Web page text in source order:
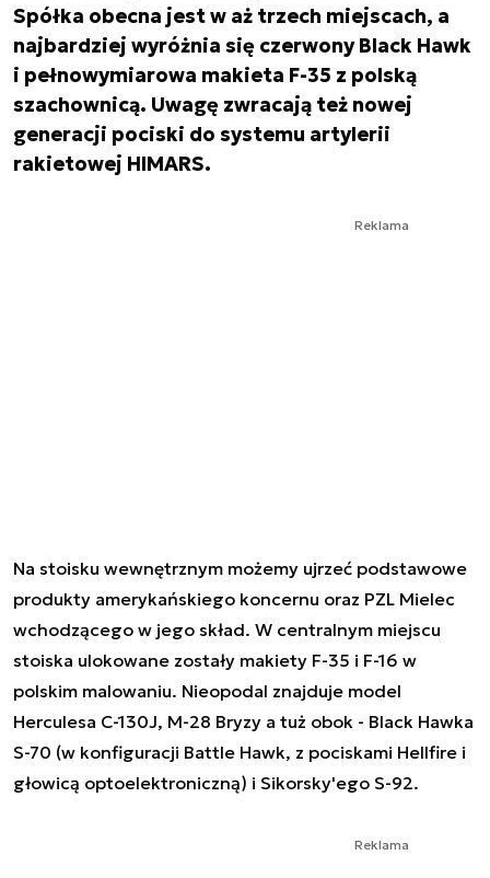
Spółka obecna jest w aż trzech miejscach, a
najbardziej wyróżnia się czerwony Black Hawk
i pełnowymiarowa makieta F-35 z polską
szachownicą. Uwagę zwracają też nowej
generacji pociski do systemu artylerii
rakietowej HIMARS.
Reklama
Na stoisku wewnętrznym możemy ujrzeć podstawowe
produkty amerykańskiego koncernu oraz PZL Mielec
wchodzącego w jego skład. W centralnym miejscu
stoiska ulokowane zostały makiety F-35 i F-16 w
polskim malowaniu. Nieopodal znajduje model
Herculesa C-130J, M-28 Bryzy a tuż obok - Black Hawka
S-70 (w konfiguracji Battle Hawk, z pociskami Hellfire i
głowicą optoelektroniczną) i Sikorsky'ego S-92.
Reklama